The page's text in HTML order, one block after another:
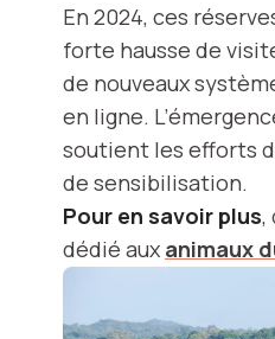
En 2024, ces
forte hausse de
de nouveaux
en ligne.
soutient les efforts
de sensibilisation.
Pour en savoir plus,
dédié aux animaux